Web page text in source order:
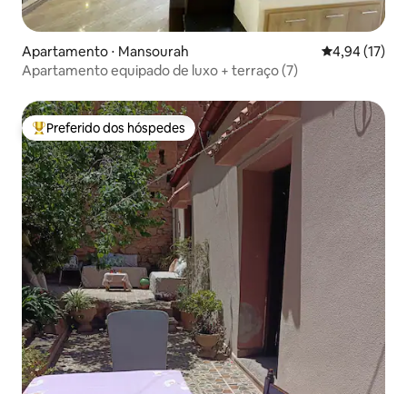
Apartamento ⋅ Mansourah 4,94 de uma
4,94 (17)
Apartamento equipado de luxo + terraço (7)
Entre os melhores preferidos dos hóspedes
Preferido dos hóspedes